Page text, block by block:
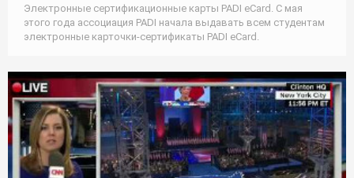
Электронные сертификационные карты PADI eCard. C мая
этого года ассоциация PADI начала выдавать всем студентам
электронные карточки-сертификаты PADI eCard.